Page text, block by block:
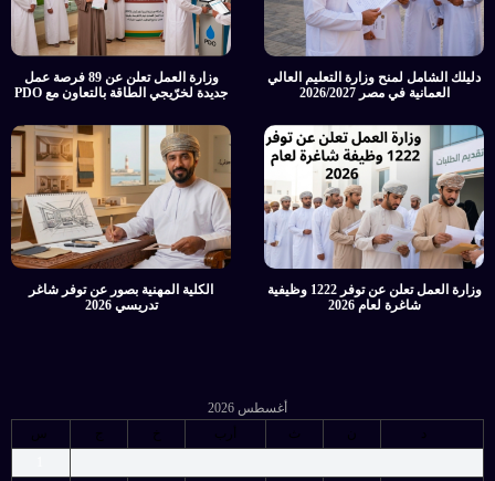
دليلك الشامل لمنح وزارة التعليم العالي
العمانية في مصر 2026/2027
وزارة العمل تعلن عن 89 فرصة عمل
جديدة لخرّيجي الطاقة بالتعاون مع PDO
وزارة العمل تعلن عن توفر 1222 وظيفية
شاغرة لعام 2026
الكلية المهنية بصور عن توفر شاغر
تدريسي 2026
أغسطس 2026
د
ن ث أرب خ ج
س